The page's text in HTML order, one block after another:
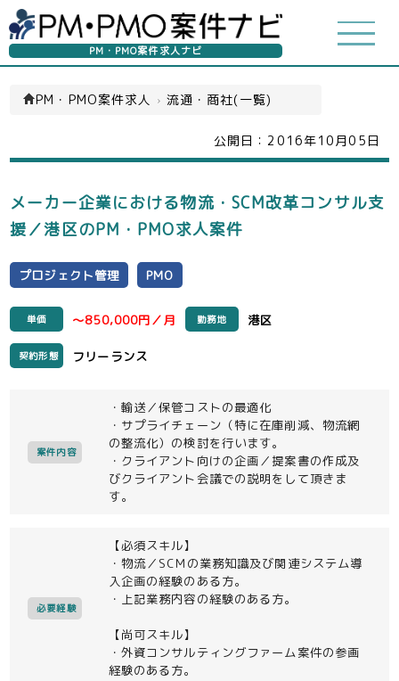
PM・PMO案件求人ナビ
PM・PMO案件求人 › 流通・商社(一覧)
公開日： 2016年10月05日
メーカー企業における物流・SCM改革コンサル支
援／港区のPM・PMO求人案件
プロジェクト管理 PMO
単価 ～850,000円／月 勤務地 港区
契約形態 フリーランス
案件内容
・輸送／保管コストの最適化
・サプライチェーン（特に在庫削減、物流網
の整流化）の検討を行います。
・クライアント向けの企画／提案書の作成及
びクライアント会議での説明をして頂きま
す。
必要経験
【必須スキル】
・物流／SCMの業務知識及び関連システム導
入企画の経験のある方。
・上記業務内容の経験のある方。
【尚可スキル】
・外資コンサルティングファーム案件の参画
経験のある方。